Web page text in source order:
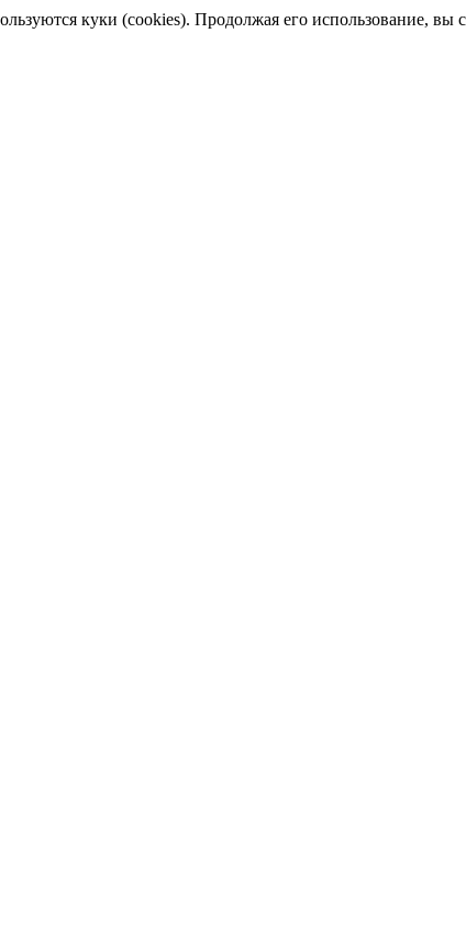
куки (cookies). Продолжая его использование, вы